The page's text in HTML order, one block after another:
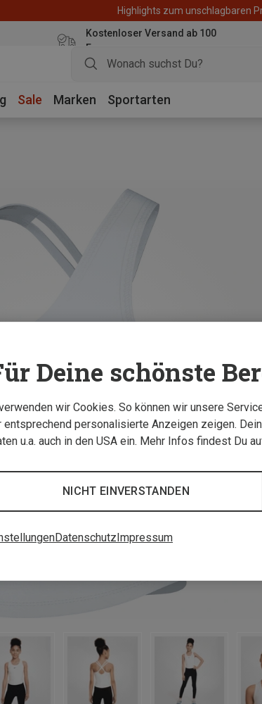
Highlights zum unschlagbaren
Kostenloser Versand ab 100
Euro
Sale Marken Sportarten
Deine schönste
wir Cookies. So können wir unsere
entsprechend personalisierte Anzeigen zeigen.
u.a. auch in den USA ein. Mehr Infos findest Du
NICHT EINVERSTANDEN
Datenschutz Impressum